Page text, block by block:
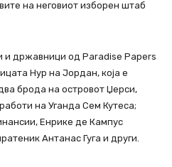
на неговиот изборен штаб
и државници од Paradise Papers
Нур на Јордан, која е
брода на островот Џерси,
на Уганда Сем Кутеса;
Енрике де Кампус
Антанас Гуга и други.